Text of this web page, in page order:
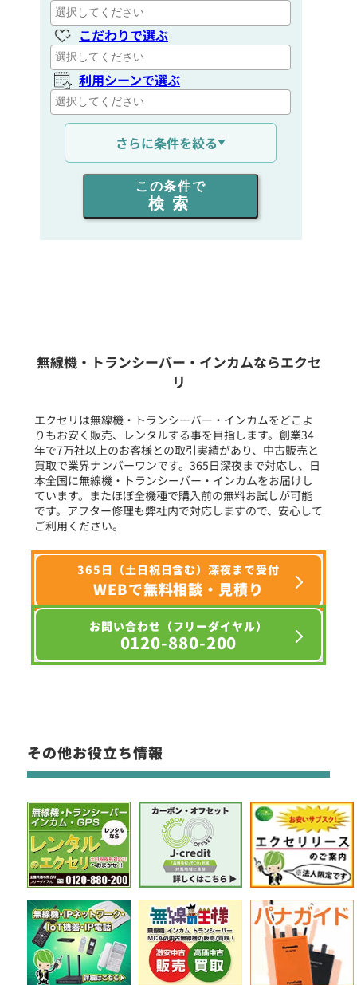
こだわりで選ぶ
利用シーンで選ぶ
通信距離を選ぶ
出力を選ぶ
同時通話人数を選ぶ
フリーワード入力(製品名等)
選択条件をリセット
さらに条件を絞る
この条件で
検索
無線機・トランシーバー・インカムならエクセ
リ
エクセリは無線機・トランシーバー・インカムをどこよ
りもお安く販売、レンタルする事を目指します。創業34
年で7万社以上のお客様との取引実績があり、中古販売と
買取で業界ナンバーワンです。365日深夜まで対応し、日
本全国に無線機・トランシーバー・インカムをお届けし
ています。またほぼ全機種で購入前の無料お試しが可能
です。アフター修理も弊社内で対応しますので、安心して
ご利用ください。
365日（土日祝日含む）深夜まで受付
WEBで無料相談・見積り
お問い合わせ（フリーダイヤル）
0120-880-200
その他お役立ち情報